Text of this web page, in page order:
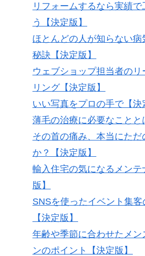
リフォームするなら実績
う【決定版】
ほとんどの人が知らない病
秘訣【決定版】
ウェブショップ担当者のリ
リング【決定版】
いい写真をプロの手で【決
薄毛の治療に必要なことと
その首の痛み、本当にただ
か？【決定版】
輸入住宅の気になるメンテ
版】
SNSを使ったイベント集客
【決定版】
年齢や季節に合わせたメン
ンのポイント【決定版】